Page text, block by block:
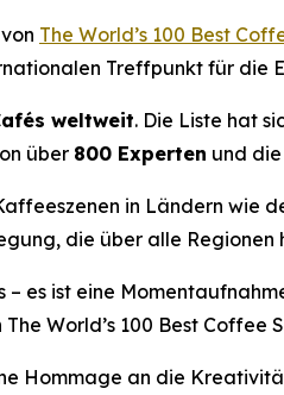
The World’s 100 Best
Treffpunkt für die
weltweit. Die Liste hat
über 800 Experten und
in Ländern wie
die über alle
es ist eine
The World’s 100 Best Coffee
Hommage an die